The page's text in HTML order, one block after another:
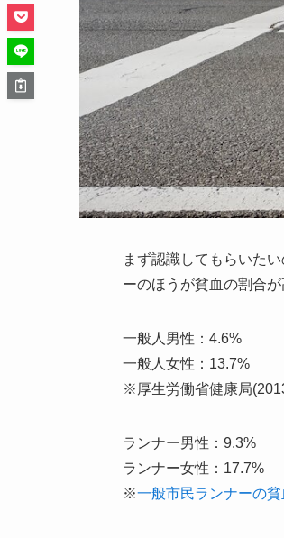
まず認識してもらいた
ーのほうが貧血の割合が
一般人男性：4.6%
一般人女性：13.7%
※厚生労働省健康局
ランナー男性：9.3%
ランナー女性：17.7%
※一般市民ランナーの